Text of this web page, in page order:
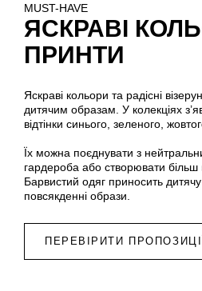
MUST-HAVE
ЯСКРАВІ
ПРИНТИ
Яскраві кольори та радісні
дитячим образам. У колекціях
відтінки синього, зеленого,
Їх можна поєднувати з
гардероба або створювати більш
Барвистий одяг приносить дитячу
повсякденні образи.
ПЕРЕВІРИТИ